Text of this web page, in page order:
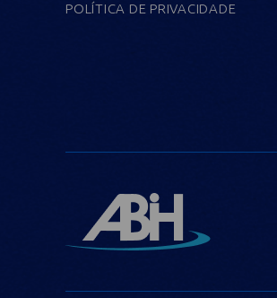
POLÍTICA DE PRIVACIDADE